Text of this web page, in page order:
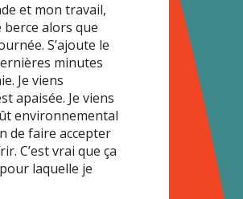
et mon travail,
alors que
S’ajoute le
minutes
Je viens
apaisée. Je viens
environnemental
de faire accepter
C’est vrai que ça
laquelle je